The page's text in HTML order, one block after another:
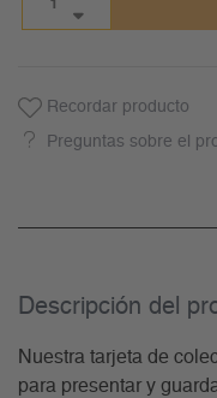
Recordar producto
Preguntas sobre el
Descripción del
Nuestra tarjeta de
para presentar y